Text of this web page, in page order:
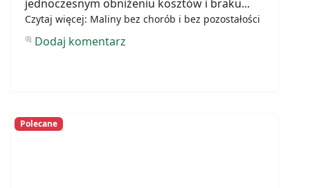
jednoczesnym obniżeniu kosztów i braku...
Czytaj więcej: Maliny bez chorób i bez pozostałości
Dodaj komentarz
Polecane